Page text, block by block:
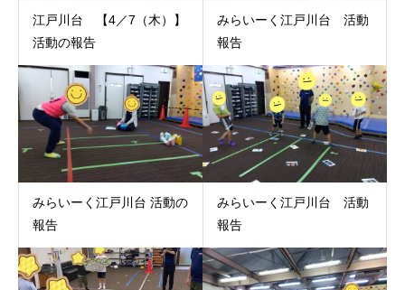
江戸川台 【4／7（木）】
活動の報告
みらいーく江戸川台 活動
報告
みらいーく江戸川台 活動の
報告
みらいーく江戸川台 活動
報告